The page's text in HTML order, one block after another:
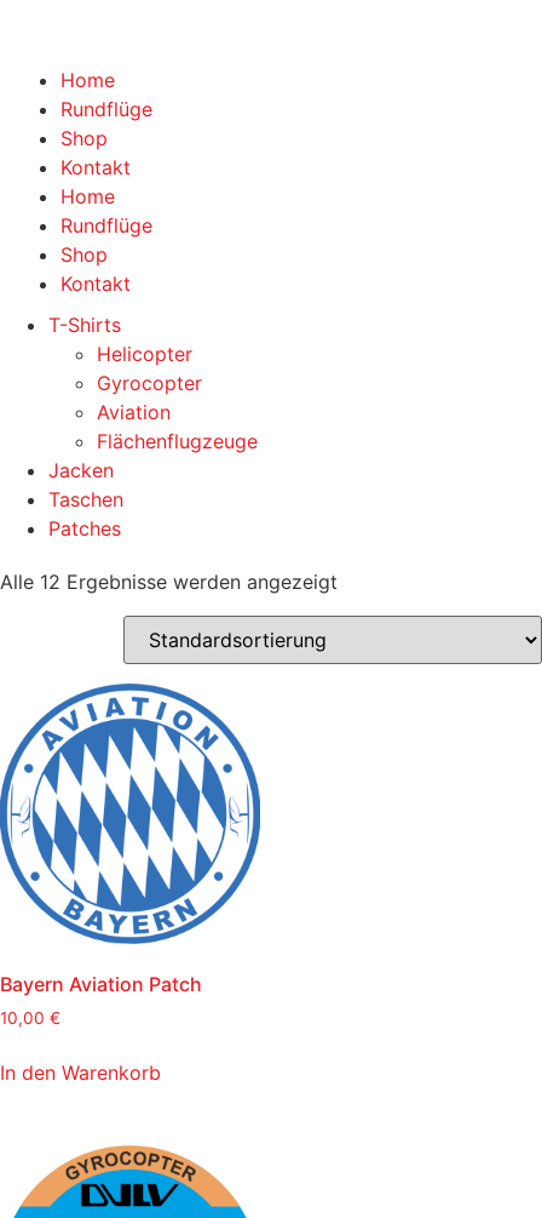
Home
Rundflüge
Shop
Kontakt
Home
Rundflüge
Shop
Kontakt
T-Shirts
Helicopter
Gyrocopter
Aviation
Flächenflugzeuge
Jacken
Taschen
Patches
Alle 12 Ergebnisse werden angezeigt
Bayern Aviation Patch
10,00 €
In den Warenkorb